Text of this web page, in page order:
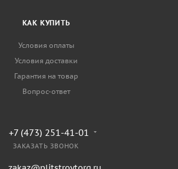
КАК КУПИТЬ
Условия оплаты
Условия доставки
Гарантия на товар
Вопрос-ответ
+7 (473) 251-41-01
ЗАКАЗАТЬ ЗВОНОК